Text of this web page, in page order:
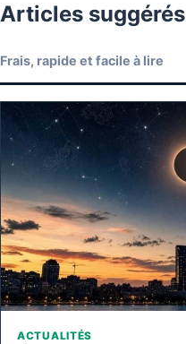
Articles suggérés
Frais, rapide et facile à lire
ACTUALITÉS